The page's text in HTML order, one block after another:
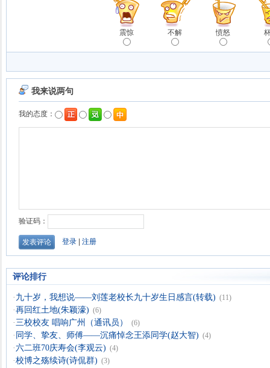
震惊 不解 愤怒
评论排行
· 九十岁，我想说——刘莲老校长九十岁生日感言(转载) (11)
·再回红土地(朱颖濠) (6)
·三校校友 唱响广州（通讯员） (6)
· 同学、挚友、师傅——沉痛悼念王添同学(赵大智) (4)
·六二班70庆寿会(李观云) (4)
·校博之殇续诗(诗侃群) (3)